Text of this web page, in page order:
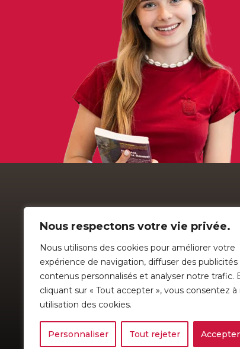
Nous respectons votre vie privée.
Nous utilisons des cookies pour améliorer votre
expérience de navigation, diffuser des publicités
contenus personnalisés et analyser notre trafic.
cliquant sur « Tout accepter », vous consentez à
utilisation des cookies.
Personnaliser Tout rejeter
Établissement de langue française
Cette école est un OSBL
114,
Politique de confidentialité |Préférences de Cookies